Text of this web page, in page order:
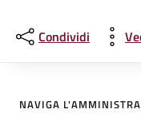
Condividi
NAVIGA